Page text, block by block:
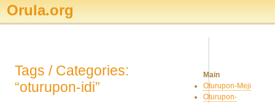
Orula.org
Tags / Categories:
“oturupon-idi”
Main
Oturupon-Meji
Oturupon-